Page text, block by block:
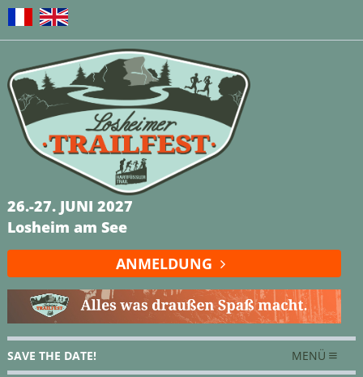
26.-27. JUNI 2027
Losheim am See
ANMELDUNG
SAVE THE DATE! MENÜ